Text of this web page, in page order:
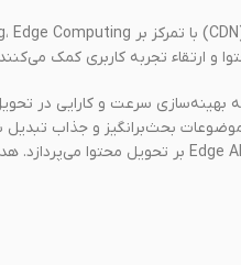
و ارتقاء تجربه کاربری کمک
بهینه‌سازی سرعت و کارایی در